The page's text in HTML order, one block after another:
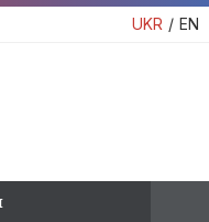
UKR EN